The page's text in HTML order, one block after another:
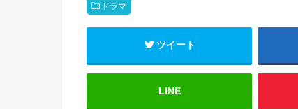
ドラマ
ツイート
LINE